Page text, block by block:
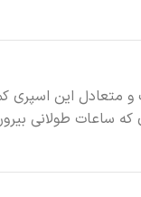
متعادل این
طولانی بیرون